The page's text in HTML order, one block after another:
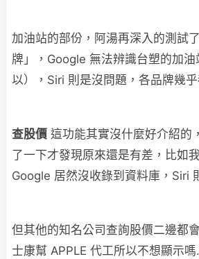
加油站的部份，阿湯再深入的測試
牌」，Google 無法辨識台塑的加油
以），Siri 則是沒問題，各品牌幾乎
查股價 這功能其實沒什麼好介紹的
了一下才發現原來還是有差，比如
Google 居然沒收錄到資料庫，Siri
但其他的知名公司查詢股價二邊都
士康幫 APPLE 代工所以不想顯示嗎